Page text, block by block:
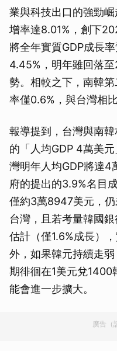
業與科技出口的強勁
增率達8.01%，創下
將全年實質GDP成長
4.45%，明年雖回落
勢。相較之下，南韓
率僅0.6%，與台灣相比
報導提到，台灣與南
的「人均GDP 4萬美
灣明年人均GDP將達4
府的提出的3.9%名目
僅約3萬8947美元，
台灣，且若考量韓國
估計（僅1.6%成長）
外，如果韓元持續走
期徘徊在1美元兌1400
能會進一步擴大。
廣告（